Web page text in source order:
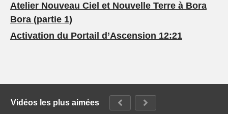
Atelier Nouveau Ciel et Nouvelle Terre à Bora
Bora (partie 1)
Activation du Portail d’Ascension 12:21
Vidéos les plus aimées